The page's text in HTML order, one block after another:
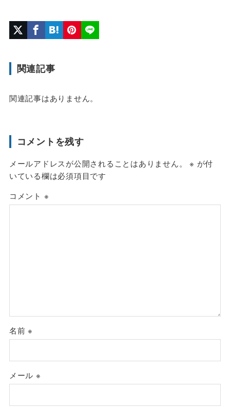
関連記事
関連記事はありません。
コメントを残す
メールアドレスが公開されることはありません。 ※ が付
いている欄は必須項目です
コメント ※
名前※
メール ※